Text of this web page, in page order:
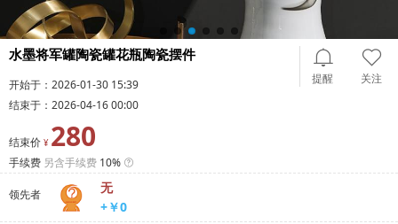
水墨将军罐陶瓷罐花瓶陶瓷摆件
开始于： 2026-01-30 15:39
结束于： 2026-04-16 00:00
提醒 关注
结束价 ¥ 280
手续费 另含手续费 10%
领先者
无
+￥0